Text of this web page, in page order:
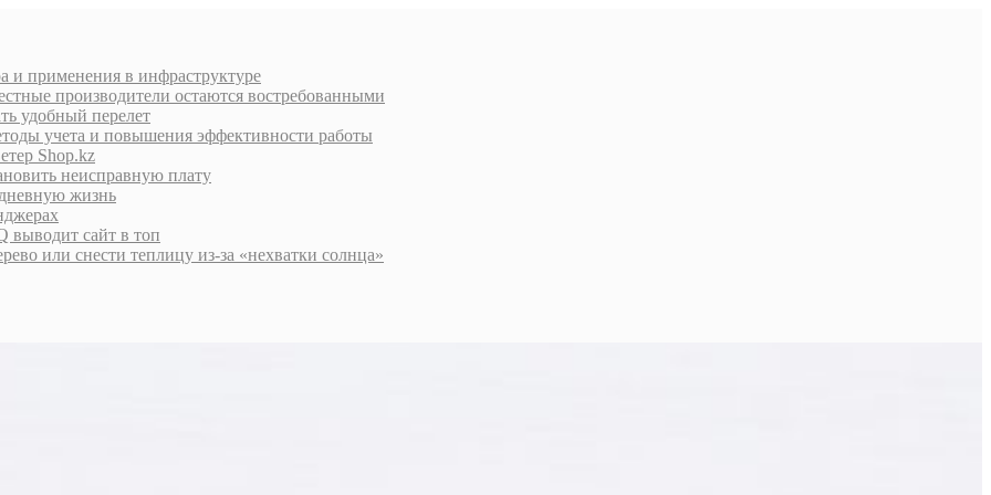
и применения в инфраструктуре
производители остаются востребованными
удобный перелет
учета и повышения эффективности работы
Shop.kz
неисправную плату
жизнь
выводит сайт в топ
или снести теплицу из-за «нехватки солнца»